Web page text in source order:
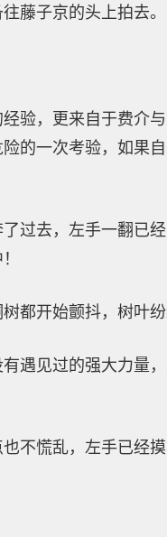
藤子京的头上拍去。
验，更来自于费介
的一次考验，如果
过去，左手一翻已
都开始颤抖，树叶纷
遇见过的强大力量
不慌乱，左手已经